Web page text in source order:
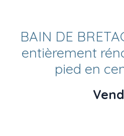
BAIN DE
entièrement
pied en